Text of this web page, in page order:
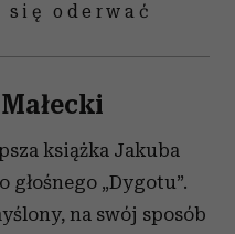
oderwać
książka Jakuba
głośnego „Dygotu”.
na swój sposób